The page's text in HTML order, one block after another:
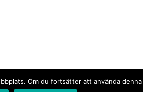
Om du fortsätter att använda